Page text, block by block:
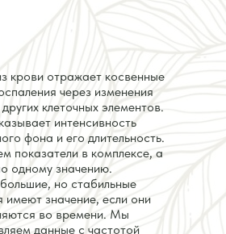
крови отражает косвенные
через изменения
клеточных элементов.
интенсивность
фона и его длительность.
показатели в комплексе, а
одному значению.
но стабильные
имеют значение, если они
во времени. Мы
данные с частотой